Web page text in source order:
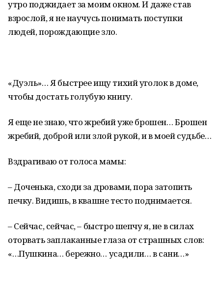
утро поджидает за моим окном. И даже став
взрослой, я не научусь понимать поступки
людей, порождающие зло.
«Дуэль»… Я быстрее ищу тихий уголок в доме,
чтобы достать голубую книгу.
Я еще не знаю, что жребий уже брошен… Брошен
жребий, доброй или злой рукой, и в моей судьбе…
Вздрагиваю от голоса мамы:
– Доченька, сходи за дровами, пора затопить
печку. Видишь, в квашне тесто поднимается.
– Сейчас, сейчас, – быстро шепчу я, не в силах
оторвать заплаканные глаза от страшных слов:
«…Пушкина… бережно… усадили… в сани…»